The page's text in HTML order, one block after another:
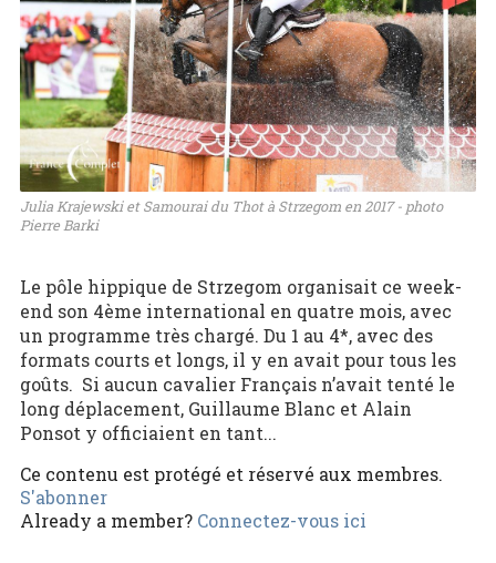
Julia Krajewski et Samourai du Thot à Strzegom en 2017 - photo
Pierre Barki
Le pôle hippique de Strzegom organisait ce week-
end son 4ème international en quatre mois, avec
un programme très chargé. Du 1 au 4*, avec des
formats courts et longs, il y en avait pour tous les
goûts. Si aucun cavalier Français n’avait tenté le
long déplacement, Guillaume Blanc et Alain
Ponsot y officiaient en tant...
Ce contenu est protégé et réservé aux membres.
S'abonner
Already a member? Connectez-vous ici